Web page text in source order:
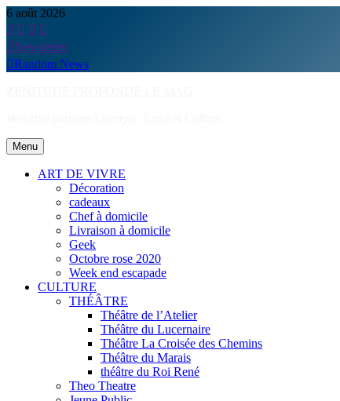
Skip
to
content
6 août 2026
Newsletter
Random News
Menu
ART DE VIVRE
Décoration
cadeaux
Chef à domicile
Livraison à domicile
Geek
Octobre rose 2020
Week end escapade
CULTURE
THÉÂTRE
Théâtre de l’Atelier
Théâtre du Lucernaire
Théâtre La Croisée des Chemins
Théâtre du Marais
théâtre du Roi René
Theo Theatre